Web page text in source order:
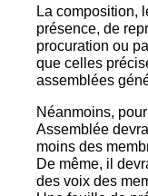
La composition,
présence, de
procuration ou
que celles
assemblées
Néanmoins,
Assemblée
moins des
De même, il
des voix des